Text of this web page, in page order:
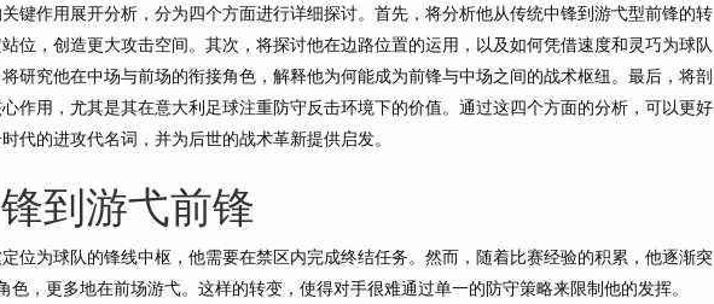
键作用展开分析，分为四个方面进行详细探讨。首先，将分析他从传统中锋到游弋型前锋的转
位，创造更大攻击空间。其次，将探讨他在边路位置的运用，以及如何凭借速度和灵巧为球队
研究他在中场与前场的衔接角色，解释他为何能成为前锋与中场之间的战术枢纽。最后，将剖
作用，尤其是其在意大利足球注重防守反击环境下的价值。通过这四个方面的分析，可以更好
代的进攻代名词，并为后世的战术革新提供启发。
到游弋前锋
位为球队的锋线中枢，他需要在禁区内完成终结任务。然而，随着比赛经验的积累，他逐渐突
色，更多地在前场游弋。这样的转变，使得对手很难通过单一的防守策略来限制他的发挥。